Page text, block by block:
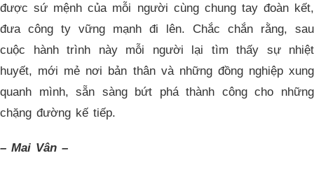
được sứ mệnh của mỗi người cùng chung tay đoàn kết,
đưa công ty vững mạnh đi lên. Chắc chắn rằng, sau
cuộc hành trình này mỗi người lại tìm thấy sự nhiệt
huyết, mới mẻ nơi bản thân và những đồng nghiệp xung
quanh mình, sẵn sàng bứt phá thành công cho những
chặng đường kế tiếp.
– Mai Vân –